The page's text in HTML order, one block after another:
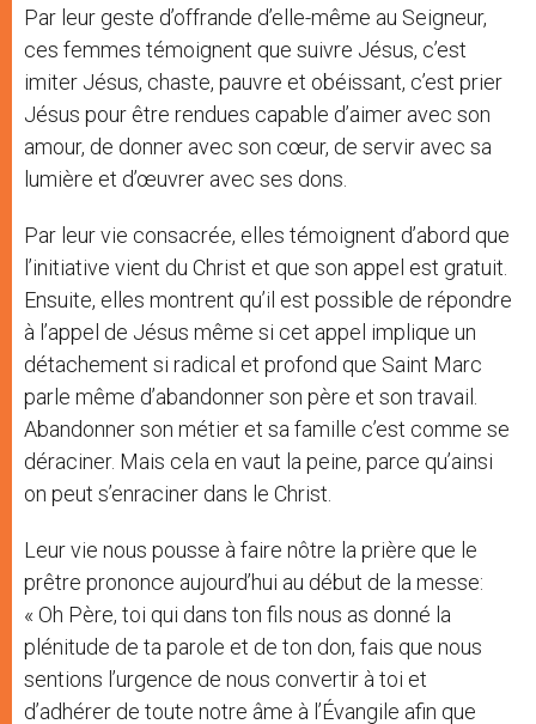
Par leur geste d’offrande d’elle-même au Seigneur,
ces femmes témoignent que suivre Jésus, c’est
imiter Jésus, chaste, pauvre et obéissant, c’est prier
Jésus pour être rendues capable d’aimer avec son
amour, de donner avec son cœur, de servir avec sa
lumière et d’œuvrer avec ses dons.
Par leur vie consacrée, elles témoignent d’abord que
l’initiative vient du Christ et que son appel est gratuit.
Ensuite, elles montrent qu’il est possible de répondre
à l’appel de Jésus même si cet appel implique un
détachement si radical et profond que Saint Marc
parle même d’abandonner son père et son travail.
Abandonner son métier et sa famille c’est comme se
déraciner. Mais cela en vaut la peine, parce qu’ainsi
on peut s’enraciner dans le Christ.
Leur vie nous pousse à faire nôtre la prière que le
prêtre prononce aujourd’hui au début de la messe:
« Oh Père, toi qui dans ton fils nous as donné la
plénitude de ta parole et de ton don, fais que nous
sentions l’urgence de nous convertir à toi et
d’adhérer de toute notre âme à l’Évangile afin que